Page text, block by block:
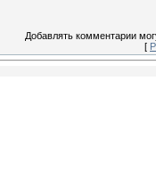
Добавлять комментарии
[